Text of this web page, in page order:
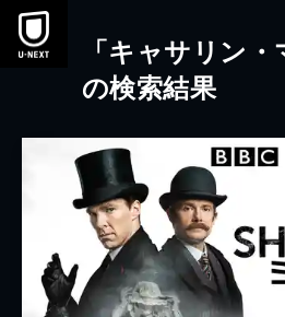
本文へスキップ
「キャサリン
の検索結果